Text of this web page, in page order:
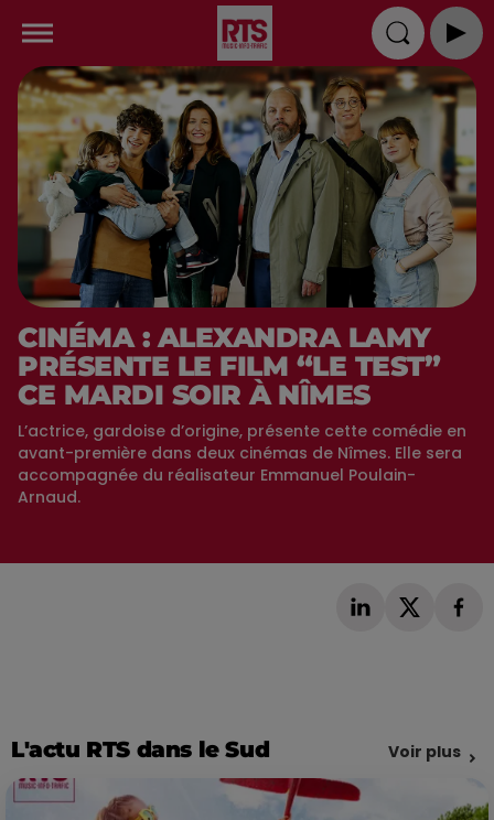
CINÉMA : ALEXANDRA LAMY
PRÉSENTE LE FILM “LE TEST”
CE MARDI SOIR À NÎMES
L’actrice, gardoise d’origine, présente cette comédie en
avant-première dans deux cinémas de Nîmes. Elle sera
accompagnée du réalisateur Emmanuel Poulain-
Arnaud.
L'actu RTS dans le Sud Voir plus